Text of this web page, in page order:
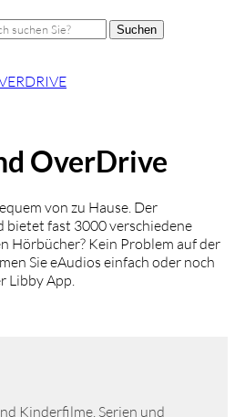
Suchen
OverDrive
von zu Hause. Der
fast 3000 verschiedene
Hörbücher? Kein Problem auf der
Sie eAudios einfach oder noch
Libby App.
Kinderfilme, Serien und